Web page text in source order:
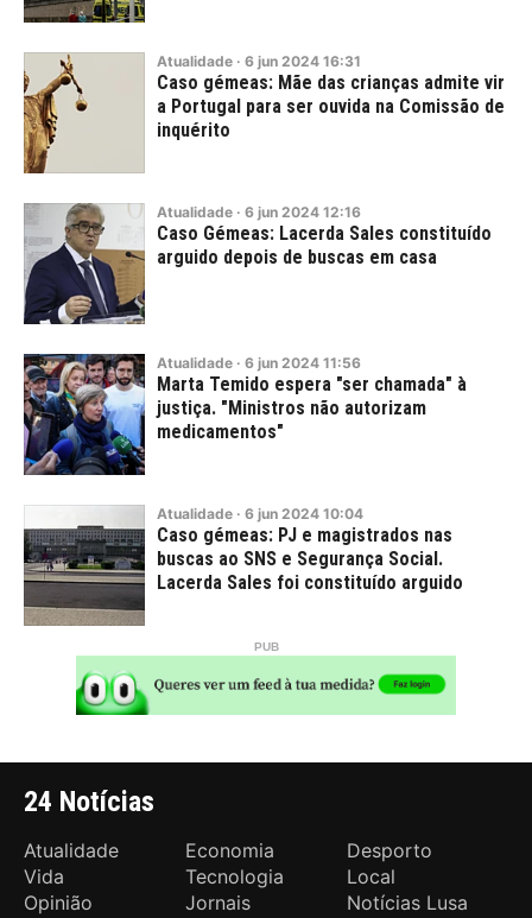
Atualidade · 6 jun 2024 16:31
Caso gémeas: Mãe das crianças admite vir
a Portugal para ser ouvida na Comissão de
inquérito
Atualidade · 6 jun 2024 12:16
Caso Gémeas: Lacerda Sales constituído
arguido depois de buscas em casa
Atualidade · 6 jun 2024 11:56
Marta Temido espera "ser chamada" à
justiça. "Ministros não autorizam
medicamentos"
Atualidade · 6 jun 2024 10:04
Caso gémeas: PJ e magistrados nas
buscas ao SNS e Segurança Social.
Lacerda Sales foi constituído arguido
24 Notícias
Atualidade Economia
Desporto
Vida
Tecnologia
Local
Opinião
Jornais Notícias Lusa